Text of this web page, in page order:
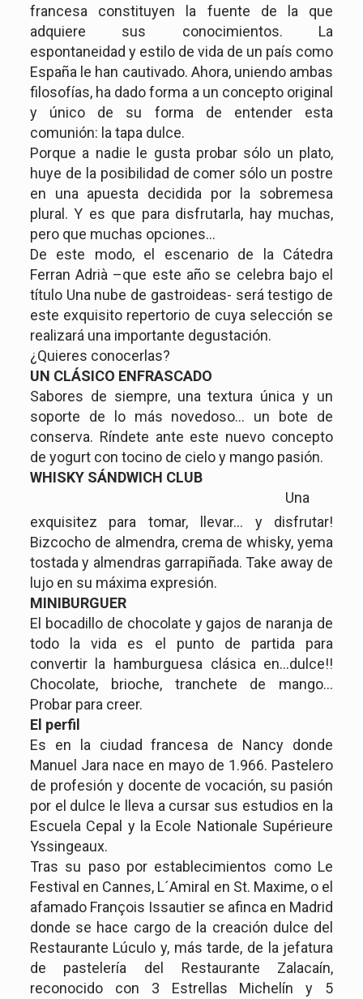
francesa constituyen la fuente de la que
adquiere sus conocimientos. La
espontaneidad y estilo de vida de un país como
España le han cautivado. Ahora, uniendo ambas
filosofías, ha dado forma a un concepto original
y único de su forma de entender esta
comunión: la tapa dulce.
Porque a nadie le gusta probar sólo un plato,
huye de la posibilidad de comer sólo un postre
en una apuesta decidida por la sobremesa
plural. Y es que para disfrutarla, hay muchas,
pero que muchas opciones…
De este modo, el escenario de la Cátedra
Ferran Adrià –que este año se celebra bajo el
título Una nube de gastroideas- será testigo de
este exquisito repertorio de cuya selección se
realizará una importante degustación.
¿Quieres conocerlas?
UN CLÁSICO ENFRASCADO
Sabores de siempre, una textura única y un
soporte de lo más novedoso… un bote de
conserva. Ríndete ante este nuevo concepto
de yogurt con tocino de cielo y mango pasión.
WHISKY SÁNDWICH CLUB
Una
exquisitez para tomar, llevar… y disfrutar!
Bizcocho de almendra, crema de whisky, yema
tostada y almendras garrapiñada. Take away de
lujo en su máxima expresión.
MINIBURGUER
El bocadillo de chocolate y gajos de naranja de
todo la vida es el punto de partida para
convertir la hamburguesa clásica en…dulce!!
Chocolate, brioche, tranchete de mango…
Probar para creer.
El perfil
Es en la ciudad francesa de Nancy donde
Manuel Jara nace en mayo de 1.966. Pastelero
de profesión y docente de vocación, su pasión
por el dulce le lleva a cursar sus estudios en la
Escuela Cepal y la Ecole Nationale Supérieure
Yssingeaux.
Tras su paso por establecimientos como Le
Festival en Cannes, L´Amiral en St. Maxime, o el
afamado François Issautier se afinca en Madrid
donde se hace cargo de la creación dulce del
Restaurante Lúculo y, más tarde, de la jefatura
de pastelería del Restaurante Zalacaín,
reconocido con 3 Estrellas Michelín y 5